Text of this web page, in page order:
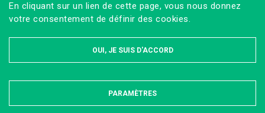
Sur les réseaux
MENTIONS LÉGALES ET DONNÉES PERSONNELLES
En cliquant sur un lien de cette page, vous nous donnez
votre consentement de définir des cookies.
OUI, JE SUIS D'ACCORD
MASQUER
PARAMÈTRES